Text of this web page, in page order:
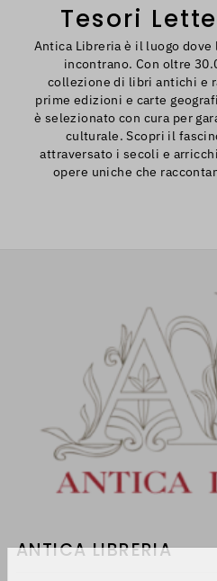
Tesori
Antica Libreria è il luogo
incontrano. Con oltre
collezione di libri antichi e
prime edizioni e carte
è selezionato con cura per
culturale. Scopri il
attraversato i secoli e
opere uniche che
ANTICA LIBRERIA